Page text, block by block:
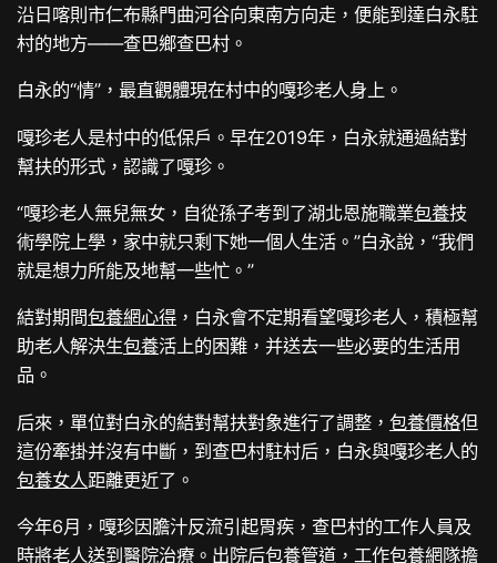
沿日喀則市仁布縣門曲河谷向東南方向走，便能到達白永駐
村的地方——查巴鄉查巴村。
白永的“情”，最直觀體現在村中的嘎珍老人身上。
嘎珍老人是村中的低保戶。早在2019年，白永就通過結對
幫扶的形式，認識了嘎珍。
“嘎珍老人無兒無女，自從孫子考到了湖北恩施職業包養技
術學院上學，家中就只剩下她一個人生活。”白永說，“我們
就是想力所能及地幫一些忙。”
結對期間包養網心得 ，白永會不定期看望嘎珍老人，積極幫
助老人解決生包養活上的困難，并送去一些必要的生活用
品。
后來，單位對白永的結對幫扶對象進行了調整，包養價格但
這份牽掛并沒有中斷，到查巴村駐村后，白永與嘎珍老人的
包養女人距離更近了。
今年6月，嘎珍因膽汁反流引起胃疾，查巴村的工作人員及
時將老人送到醫院治療。出院后包養管道 ，工作包養網隊擔